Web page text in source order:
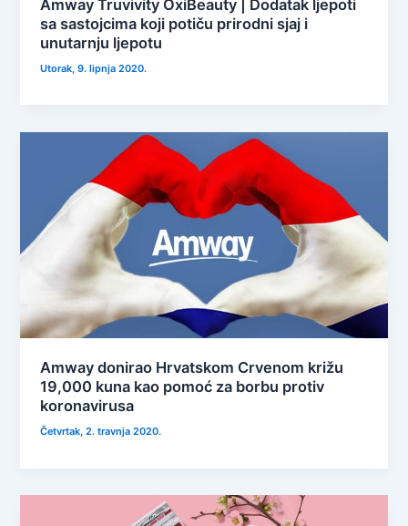
Amway Truvivity OxiBeauty | Dodatak ljepoti
sa sastojcima koji potiču prirodni sjaj i
unutarnju ljepotu
Utorak, 9. lipnja 2020.
Amway donirao Hrvatskom Crvenom križu
19,000 kuna kao pomoć za borbu protiv
koronavirusa
Četvrtak, 2. travnja 2020.